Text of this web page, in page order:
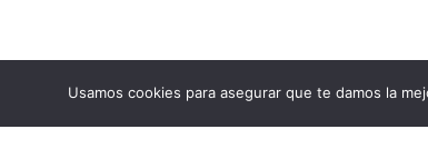
Usamos cookies para asegurar que te damos la